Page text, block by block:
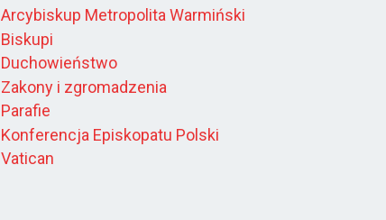
Arcybiskup Metropolita Warmiński
Biskupi
Duchowieństwo
Zakony i zgromadzenia
Parafie
Konferencja Episkopatu Polski
Vatican